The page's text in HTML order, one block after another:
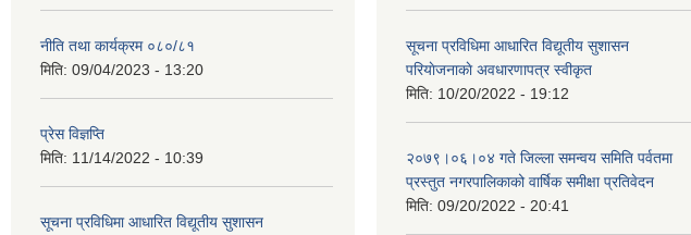
नीति तथा कार्यक्रम ०८०/८१
मिति: 09/04/2023 - 13:20
प्रेस विज्ञप्ति
मिति: 11/14/2022 - 10:39
सूचना प्रविधिमा आधारित विद्यूतीय सुशासन
सूचना प्रविधिमा आधारित विद्यूतीय सुशासन
परियाेजनाकाे अवधारणापत्र स्वीकृत
मिति: 10/20/2022 - 19:12
२०७९।०६।०४ गते जिल्ला समन्वय समिति पर्वतमा
प्रस्तुत नगरपालिकाको वार्षिक समीक्षा प्रतिवेदन
मिति: 09/20/2022 - 20:41